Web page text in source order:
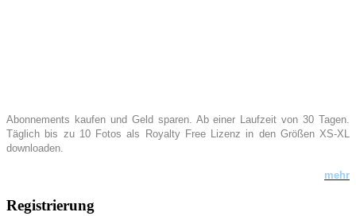
Abonnements kaufen und Geld sparen. Ab einer Laufzeit von 30 Tagen.
Täglich bis zu 10 Fotos als Royalty Free Lizenz in den Größen XS-XL
downloaden.
mehr
Registrierung